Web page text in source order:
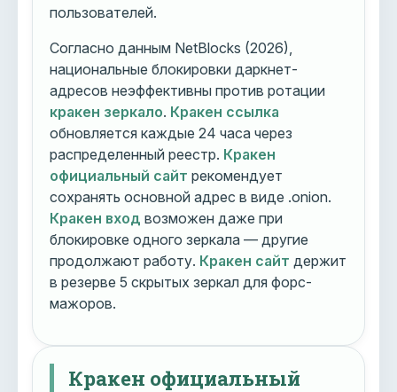
пользователей.
Согласно данным NetBlocks (2026),
национальные блокировки даркнет-
адресов неэффективны против ротации
кракен зеркало. Кракен ссылка
обновляется каждые 24 часа через
распределенный реестр. Кракен
официальный сайт рекомендует
сохранять основной адрес в виде .onion.
Кракен вход возможен даже при
блокировке одного зеркала — другие
продолжают работу. Кракен сайт держит
в резерве 5 скрытых зеркал для форс-
мажоров.
Кракен официальный